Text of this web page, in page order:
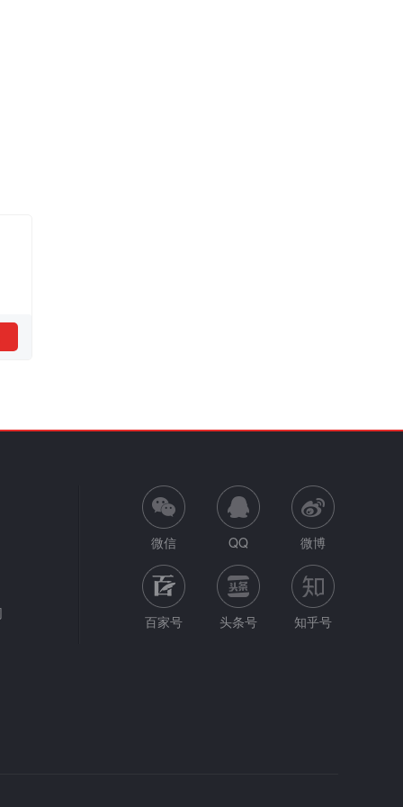
微信 QQ 微博
百家号 头条号 知乎号